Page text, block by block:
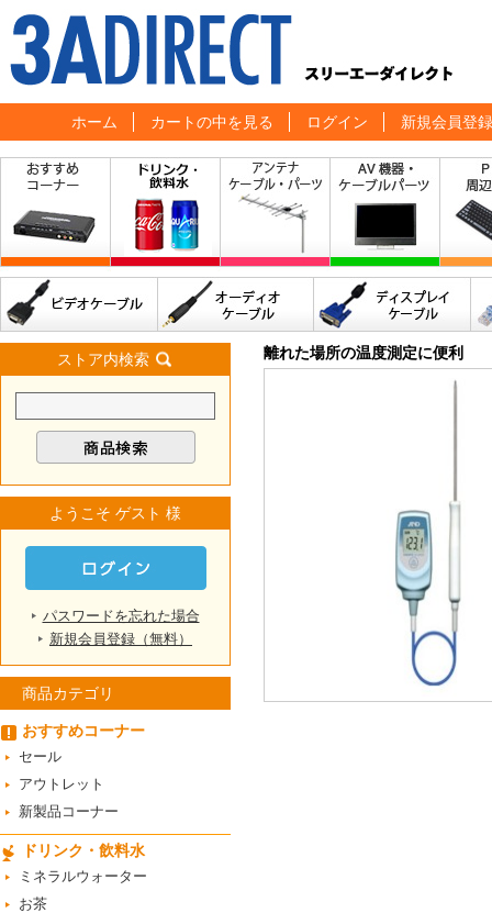
ホーム カートの中を見る ログイン 新規会員登録
ストア内検索
ようこそ ゲスト 様
パスワードを忘れた場合
新規会員登録（無料）
商品カテゴリ
おすすめコーナー
セール
アウトレット
新製品コーナー
ドリンク・飲料水
ミネラルウォーター
お茶
離れた場所の温度測定に便利